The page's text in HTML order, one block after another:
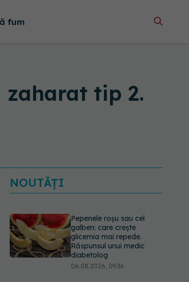
fum
tip 2.
NOUTĂȚI
Pepenele roșu sau cel
galben: care crește
glicemia mai repede.
Răspunsul unui medic
diabetolog
06.08.2026, 09:36